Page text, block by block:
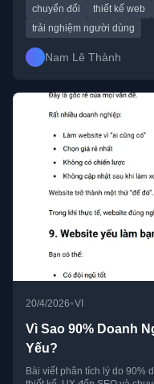
chuyển đổi thiết kế web
trải nghiệm người dùng
Nam Lê Thành
20/4/2026•VI
Vì Sao 90% Doanh
Yếu?
Bài viết phân tích lý do 90%